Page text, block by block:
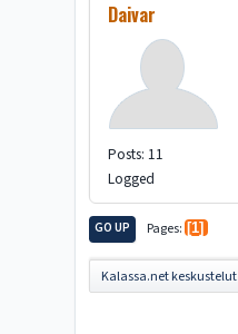
Daivar
Posts: 11
Logged
GO UP Pages 1
Kalassa.net keskustelut